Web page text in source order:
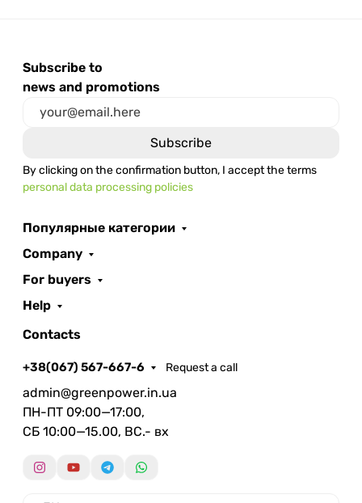
Subscribe to
news and promotions
By clicking on the confirmation button, I accept the terms
personal data processing policies
Популярные категории
Company
For buyers
Help
Contacts
+38(067) 567-667-6 Request a call
admin@greenpower.in.ua
ПН-ПТ 09:00—17:00,
СБ 10:00—15.00, ВС.- вх